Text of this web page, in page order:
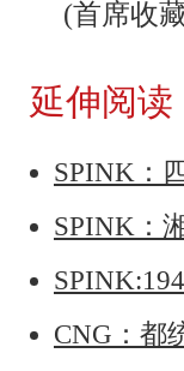
(首席收
延伸阅读
SPINK：
SPINK：
CNG：都